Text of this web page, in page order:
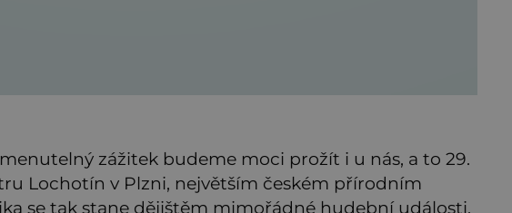
zážitek budeme moci prožít i u nás, a to 29.
Lochotín v Plzni, největším českém přírodním
se tak stane dějištěm mimořádné hudební události.